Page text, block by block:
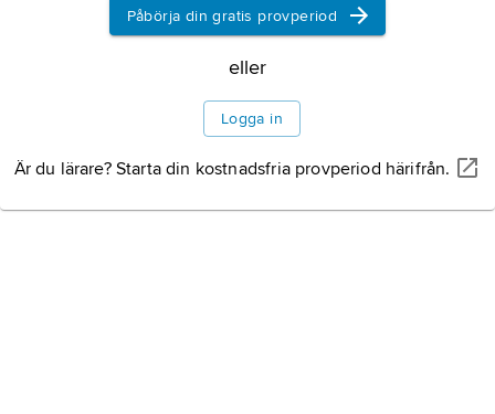
Påbörja din gratis provperiod
eller
Logga in
Är du lärare? Starta din kostnadsfria provperiod härifrån.